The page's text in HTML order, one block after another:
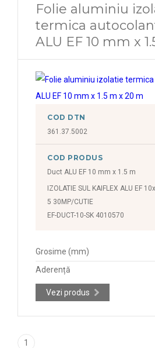
Folie aluminiu
termica
ALU EF 10 mm x
COD DTN
361.37.5002
COD PRODUS
Duct ALU EF 10 mm x 1.5 m
IZOLATIE SUL KAIFLEX ALU EF
5 30MP/CUTIE
EF-DUCT-10-SK 4010570
Grosime (mm)
Aderență
Vezi produs
1